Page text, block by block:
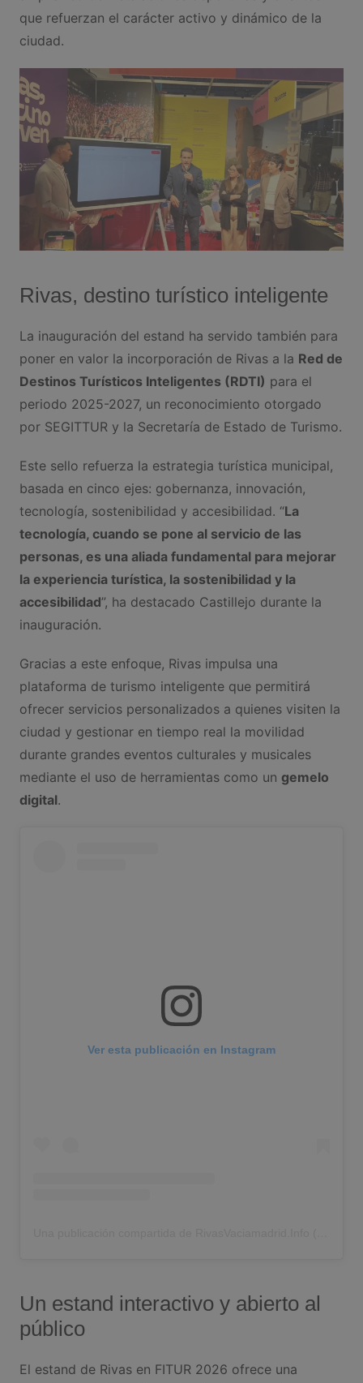
que refuerzan el carácter activo y dinámico de la
ciudad.
Rivas, destino turístico inteligente
La inauguración del estand ha servido también para
poner en valor la incorporación de Rivas a la Red de
Destinos Turísticos Inteligentes (RDTI) para el
periodo 2025-2027, un reconocimiento otorgado
por SEGITTUR y la Secretaría de Estado de Turismo.
Este sello refuerza la estrategia turística municipal,
basada en cinco ejes: gobernanza, innovación,
tecnología, sostenibilidad y accesibilidad. “La
tecnología, cuando se pone al servicio de las
personas, es una aliada fundamental para mejorar
la experiencia turística, la sostenibilidad y la
accesibilidad”, ha destacado Castillejo durante la
inauguración.
Gracias a este enfoque, Rivas impulsa una
plataforma de turismo inteligente que permitirá
ofrecer servicios personalizados a quienes visiten la
ciudad y gestionar en tiempo real la movilidad
durante grandes eventos culturales y musicales
mediante el uso de herramientas como un gemelo
digital.
Ver esta publicación en Instagram
Un estand interactivo y abierto al
público
El estand de Rivas en FITUR 2026 ofrece una